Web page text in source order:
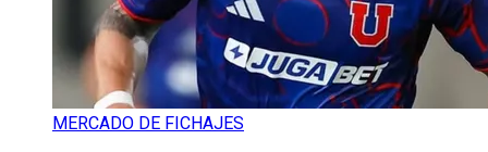
MERCADO DE FICHAJES